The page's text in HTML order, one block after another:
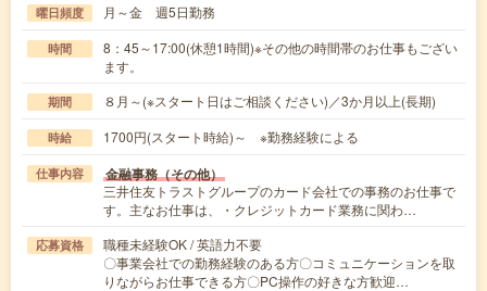
曜日頻度 月～金 週5日勤務
時間
8：45～17:00(休憩1時間)※その他の時間帯のお仕事もござい
ます。
期間 ８月～(※スタート日はご相談ください)／3か月以上(長期)
時給 1700円(スタート時給)～ ※勤務経験による
仕事内容 金融事務（その他）
三井住友トラストグループのカード会社での事務のお仕事で
す。主なお仕事は、・クレジットカード業務に関わ…
応募資格
職種未経験OK / 英語力不要
〇事業会社での勤務経験のある方〇コミュニケーションを取
りながらお仕事できる方〇PC操作の好きな方歓迎…